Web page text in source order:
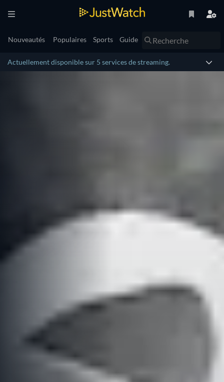
Nouveautés Populaires Sports Guide
Actuellement disponible sur 5 services de streaming.